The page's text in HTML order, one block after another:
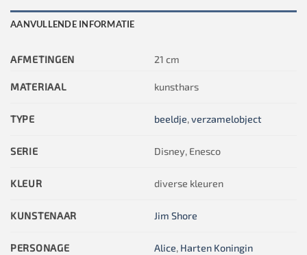
AANVULLENDE INFORMATIE
AFMETINGEN 21 cm
MATERIAAL kunsthars
TYPE beeldje,verzamelobject
SERIE Disney, Enesco
KLEUR diverse kleuren
KUNSTENAAR Jim Shore
PERSONAGE Alice, Harten Koningin